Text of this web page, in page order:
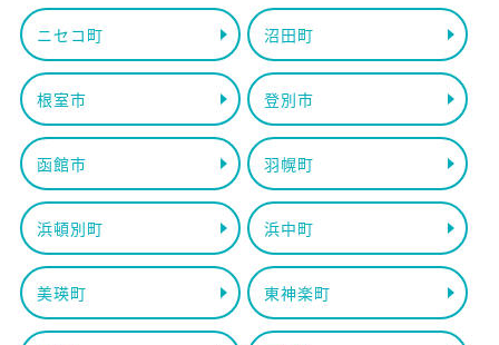
ニセコ町 沼田町
根室市 登別市
函館市 羽幌町
浜頓別町 浜中町
美瑛町 東神楽町